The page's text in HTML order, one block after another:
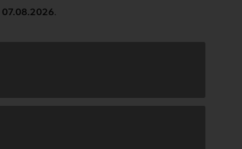
07.08.2026